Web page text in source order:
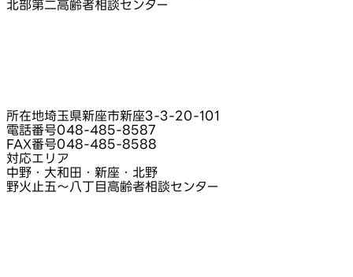
北部第二高齢者相談センター
所在地埼玉県新座市新座3‑3‑20‑101
電話番号048-485-8587
FAX番号048-485-8588
対応エリア
中野・大和田・新座・北野
野火止五〜八丁目高齢者相談センター